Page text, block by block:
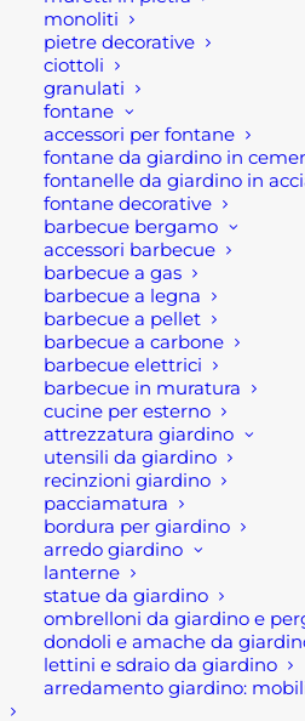
monoliti
pietre decorative
ciottoli
granulati
fontane
accessori per fontane
fontane da giardino in
fontanelle da giardino in
fontane decorative
barbecue bergamo
accessori barbecue
barbecue a gas
barbecue a legna
barbecue a pellet
barbecue a carbone
barbecue elettrici
barbecue in muratura
cucine per esterno
attrezzatura giardino
utensili da giardino
recinzioni giardino
pacciamatura
bordura per giardino
arredo giardino
lanterne
statue da giardino
ombrelloni da giardino e
dondoli e amache da
lettini e sdraio da giardino
arredamento giardino:
Ultimi visti
ANELLO DI TENUTA
INOX MAT
1,70€-5,95€
Fascia
di
prezzo:
da
CIOTOLA TONDA
CEMENTO
15,00€- 38,00
38,00 €
CIOTOLA OVALE
CEMENTO
34,00€- 93,00€
Fascia
da
Rota Commerciale
Sede legale e punto vendita
Via Manzoni, 120